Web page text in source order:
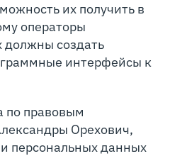
их получить в
операторы
должны создать
интерфейсы к
по правовым
Орехович,
персональных данных